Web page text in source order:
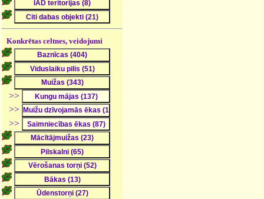
Konkrētas celtnes, veidojumi
>>
>>
>>